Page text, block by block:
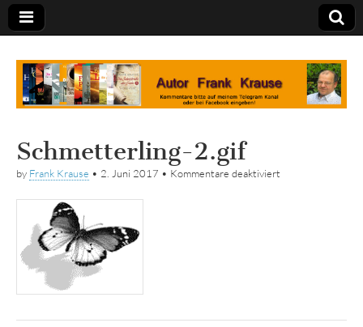
Tagebuch
Schmetterling-2.gif
by Frank Krause • 2. Juni 2017 • Kommentare deaktiviert